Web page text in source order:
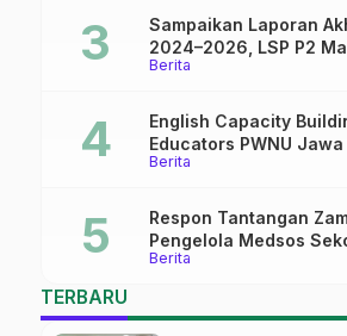
Berita
Sampaikan Laporan
2024–2026, LSP P2
Mantapkan Sinergi
Berita
English Capacity
Educators PWNU
Batch#4; Membuka
Berita
Respon Tantangan
Pengelola Medsos
Pekalongan Ikuti
TERBARU